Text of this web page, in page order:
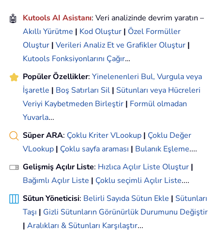
🤖 Kutools AI Asistanı: Veri analizinde devrim yaratın –
Akıllı Yürütme | Kod Oluştur | Özel Formüller
Oluştur | Verileri Analiz Et ve Grafikler Oluştur |
Kutools Fonksiyonlarını Çağır…
Popüler Özellikler: Yinelenenleri Bul, Vurgula veya
İşaretle | Boş Satırları Sil | Sütunları veya Hücreleri
Veriyi Kaybetmeden Birleştir | Formül olmadan
Yuvarla...
Süper ARA: Çoklu Kriter VLookup | Çoklu Değer
VLookup | Çoklu sayfa araması | Bulanık Eşleme....
Gelişmiş Açılır Liste: Hızlıca Açılır Liste Oluştur |
Bağımlı Açılır Liste | Çoklu seçimli Açılır Liste....
Sütun Yöneticisi: Belirli Sayıda Sütun Ekle | Sütunları
Taşı | Gizli Sütunların Görünürlük Durumunu Değiştir
| Aralıkları & Sütunları Karşılaştır...